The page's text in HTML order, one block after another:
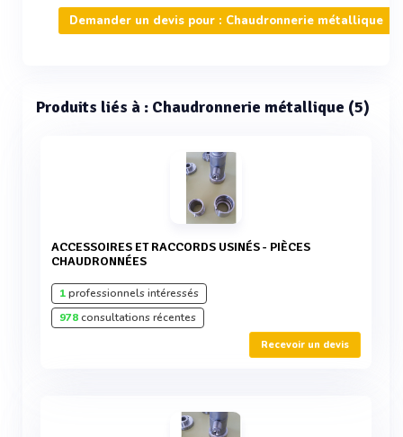
Demander un devis pour : Chaudronnerie métallique
Produits liés à : Chaudronnerie métallique (5)
ACCESSOIRES ET RACCORDS USINÉS - PIÈCES
CHAUDRONNÉES
1professionnels intéressés
978consultations récentes
Recevoir un devis